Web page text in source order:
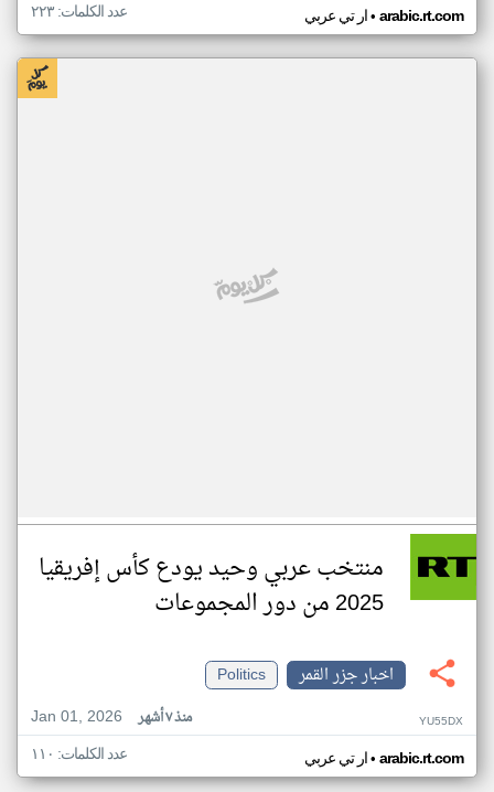
ار تي عربي• arabic.rt.com عدد الكلمات: ٢٢٣
منتخب عربي وحيد يودع كأس إفريقيا
2025 من دور المجموعات
اخبار جزر القمر
Politics
Jan 01, 2026
منذ ٧ أشهر YU55DX
ار تي عربي• arabic.rt.com عدد الكلمات: ١١٠